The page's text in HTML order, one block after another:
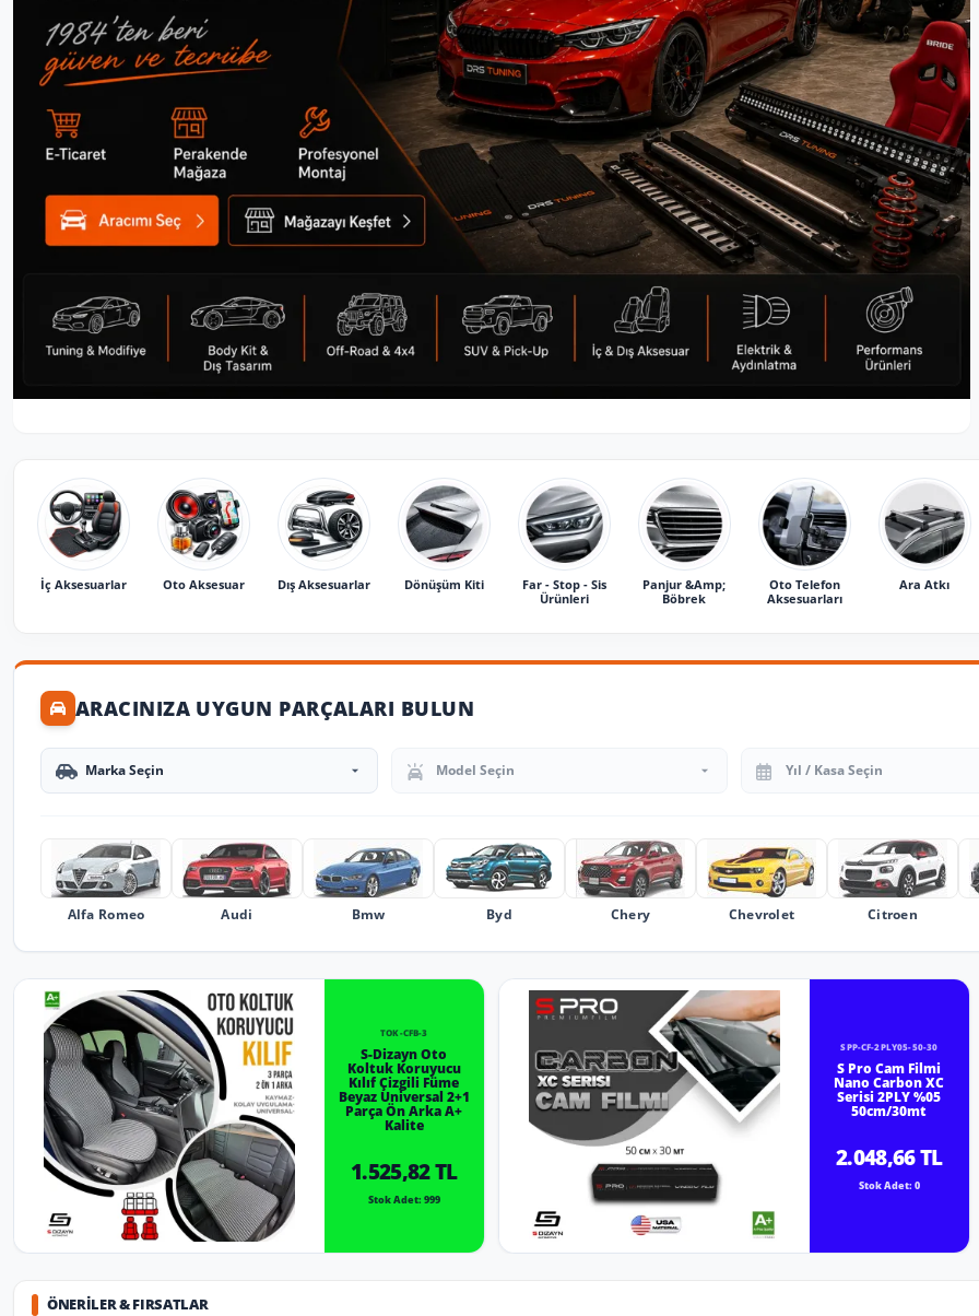
İç Aksesuarlar Oto Aksesuar Dış Aksesuarlar Dönüşüm Kiti
Far - Stop - Sis
Ürünleri
Panjur &Amp;
Böbrek
Oto Telefon
Aksesuarları
Ara Atkı
ARACINIZA UYGUN PARÇALARI BULUN
Marka Seçin Model Seçin Yıl Seçin
Alfa Romeo Audi Bmw Byd Chery Chevrolet Citroen
TOK-CFB-3
S-Dizayn Oto
Koltuk Koruyucu
Kılıf Çizgili Füme
Beyaz Universal 2+1
Parça Ön Arka A+
Kalite
1.525,82 TL
Stok Adet: 999
SPP-CF-2PLY05-50-30
S Pro Cam Filmi
Nano Carbon XC
Serisi 2PLY %05
50cm/30mt
2.048,66 TL
Stok Adet: 0
ÖNERILER & FIRSATLAR